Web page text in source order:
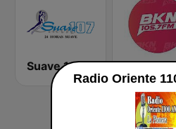
Suave 107 FM